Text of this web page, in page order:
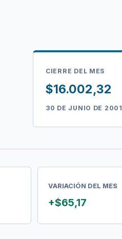
CIERRE DEL MES
$16.002,32
30 DE JUNIO DE 2001
VARIACIÓN DEL MES
+$65,17